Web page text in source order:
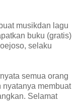
musikdan lagu
buku (gratis)
selaku
semua orang
membuat
Selamat